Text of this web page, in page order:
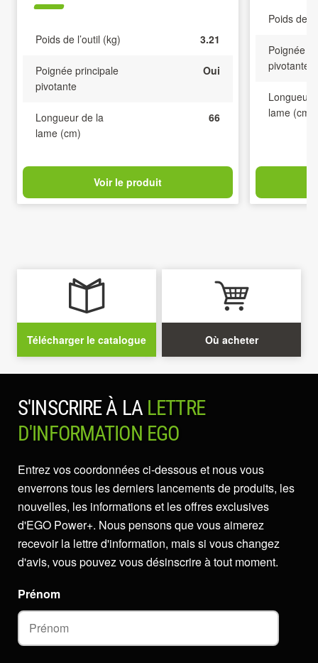
Poids de l’outil (kg) 3.21
Poignée principale
pivotante
Oui
Longueur de la
lame (cm)
66
Voir le produit
Poids de
Poignée
pivotante
Longueur
lame (cm)
Télécharger le catalogue Où acheter
S'INSCRIRE À LA LETTRE
D'INFORMATION EGO
Entrez vos coordonnées ci-dessous et nous vous
enverrons tous les derniers lancements de produits, les
nouvelles, les informations et les offres exclusives
d'EGO Power+. Nous pensons que vous aimerez
recevoir la lettre d'information, mais si vous changez
d'avis, vous pouvez vous désinscrire à tout moment.
Prénom